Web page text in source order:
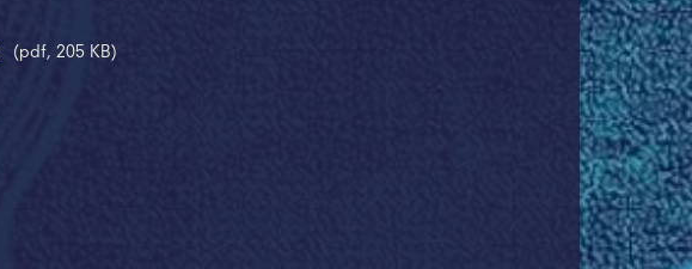
(pdf, 205 KB)